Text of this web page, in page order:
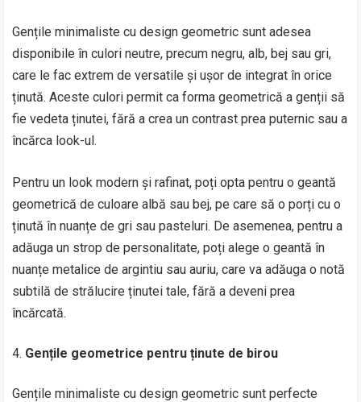
Gențile minimaliste cu design geometric sunt adesea
disponibile în culori neutre, precum negru, alb, bej sau gri,
care le fac extrem de versatile și ușor de integrat în orice
ținută. Aceste culori permit ca forma geometrică a genții să
fie vedeta ținutei, fără a crea un contrast prea puternic sau a
încărca look-ul.
Pentru un look modern și rafinat, poți opta pentru o geantă
geometrică de culoare albă sau bej, pe care să o porți cu o
ținută în nuanțe de gri sau pasteluri. De asemenea, pentru a
adăuga un strop de personalitate, poți alege o geantă în
nuanțe metalice de argintiu sau auriu, care va adăuga o notă
subtilă de strălucire ținutei tale, fără a deveni prea
încărcată.
Gențile geometrice pentru ținute de birou
Gențile minimaliste cu design geometric sunt perfecte